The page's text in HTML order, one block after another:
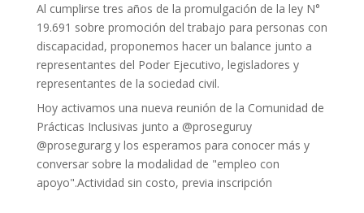
Al cumplirse tres años de la promulgación de la ley N°
19.691 sobre promoción del trabajo para personas con
discapacidad, proponemos hacer un balance junto a
representantes del Poder Ejecutivo, legisladores y
representantes de la sociedad civil.
Hoy activamos una nueva reunión de la Comunidad de
Prácticas Inclusivas junto a @proseguruy
@prosegurarg y los esperamos para conocer más y
conversar sobre la modalidad de "empleo con
apoyo".Actividad sin costo, previa inscripción